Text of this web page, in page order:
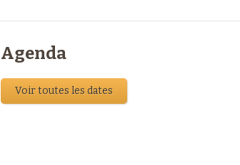
Agenda
Voir toutes les dates